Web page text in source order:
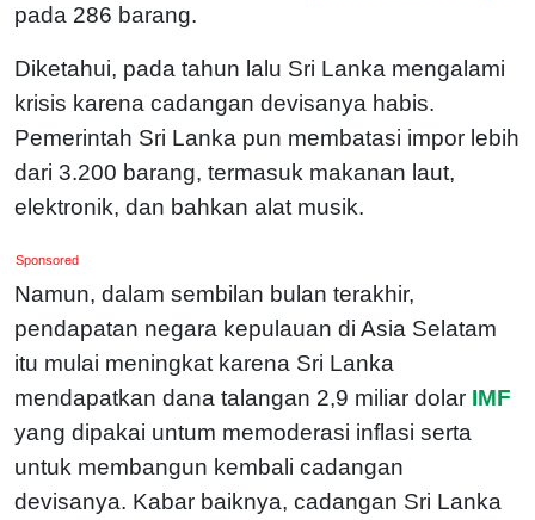
pada 286 barang.
Diketahui, pada tahun lalu Sri Lanka mengalami
krisis karena cadangan devisanya habis.
Pemerintah Sri Lanka pun membatasi impor lebih
dari 3.200 barang, termasuk makanan laut,
elektronik, dan bahkan alat musik.
Sponsored
Namun, dalam sembilan bulan terakhir,
pendapatan negara kepulauan di Asia Selatam
itu mulai meningkat karena Sri Lanka
mendapatkan dana talangan 2,9 miliar dolar IMF
yang dipakai untum memoderasi inflasi serta
untuk membangun kembali cadangan
devisanya. Kabar baiknya, cadangan Sri Lanka